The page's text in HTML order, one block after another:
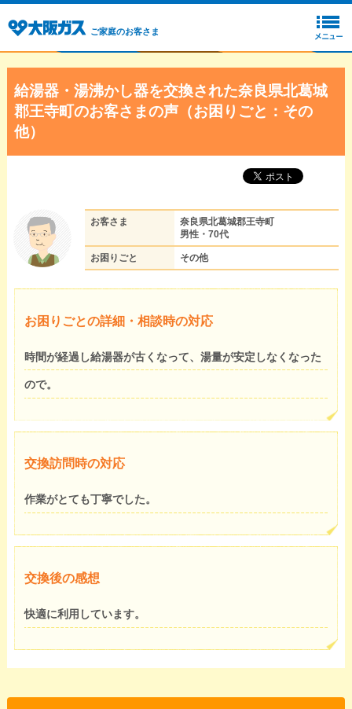
ご家庭のお客さま
給湯器・湯沸かし器を交換された奈良県北葛城
郡王寺町のお客さまの声（お困りごと：その
他）
お客さま
奈良県北葛城郡王寺町
男性・70代
お困りごと その他
お困りごとの詳細・相談時の対応
時間が経過し給湯器が古くなって、湯量が安定しなくなった
ので。
交換訪問時の対応
作業がとても丁寧でした。
交換後の感想
快適に利用しています。